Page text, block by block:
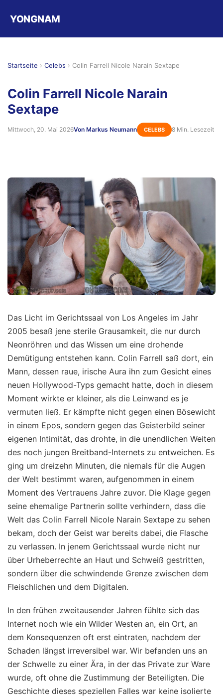
YONGNAM
Startseite › Celebs › Colin Farrell Nicole Narain Sextape
Colin Farrell Nicole Narain
Sextape
Mittwoch, 20. Mai 2026Von Markus Neumann CELEBS 8 Min. Lesezeit
Das Licht im Gerichtssaal von Los Angeles im Jahr
2005 besaß jene sterile Grausamkeit, die nur durch
Neonröhren und das Wissen um eine drohende
Demütigung entstehen kann. Colin Farrell saß dort, ein
Mann, dessen raue, irische Aura ihn zum Gesicht eines
neuen Hollywood-Typs gemacht hatte, doch in diesem
Moment wirkte er kleiner, als die Leinwand es je
vermuten ließ. Er kämpfte nicht gegen einen Bösewicht
in einem Epos, sondern gegen das Geisterbild seiner
eigenen Intimität, das drohte, in die unendlichen Weiten
des noch jungen Breitband-Internets zu entweichen. Es
ging um dreizehn Minuten, die niemals für die Augen
der Welt bestimmt waren, aufgenommen in einem
Moment des Vertrauens Jahre zuvor. Die Klage gegen
seine ehemalige Partnerin sollte verhindern, dass die
Welt das Colin Farrell Nicole Narain Sextape zu sehen
bekam, doch der Geist war bereits dabei, die Flasche
zu verlassen. In jenem Gerichtssaal wurde nicht nur
über Urheberrechte an Haut und Schweiß gestritten,
sondern über die schwindende Grenze zwischen dem
Fleischlichen und dem Digitalen.
In den frühen zweitausender Jahren fühlte sich das
Internet noch wie ein Wilder Westen an, ein Ort, an
dem Konsequenzen oft erst eintraten, nachdem der
Schaden längst irreversibel war. Wir befanden uns an
der Schwelle zu einer Ära, in der das Private zur Ware
wurde, oft ohne die Zustimmung der Beteiligten. Die
Geschichte dieses speziellen Falles war keine isolierte